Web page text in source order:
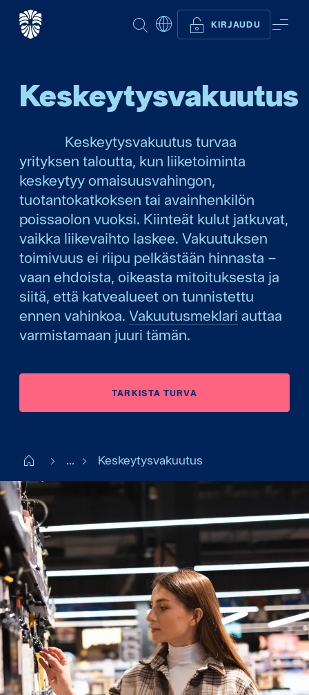
ETSI KIRJAUDU
Keskeytysvakuutus
Keskeytysvakuutus turvaa
yrityksen taloutta, kun liiketoiminta
keskeytyy omaisuusvahingon,
tuotantokatkoksen tai avainhenkilön
poissaolon vuoksi. Kiinteät kulut jatkuvat,
vaikka liikevaihto laskee. Vakuutuksen
toimivuus ei riipu pelkästään hinnasta –
vaan ehdoista, oikeasta mitoituksesta ja
siitä, että katvealueet on tunnistettu
ennen vahinkoa. Vakuutusmeklari auttaa
varmistamaan juuri tämän.
TARKISTA TURVA
Start FI ... Keskeytysvakuutus